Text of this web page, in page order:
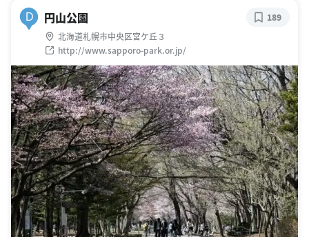
D 円山公園
北海道札幌市中央区宮ケ丘３
http://www.sapporo-park.or.jp/
189